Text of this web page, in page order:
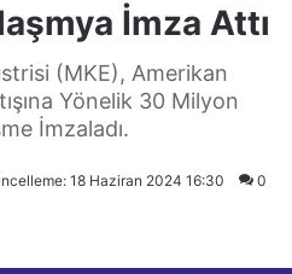
İmza Attı
(MKE), Amerikan
Yönelik 30 Milyon
İmzaladı.
18 Haziran 2024 16:30 0